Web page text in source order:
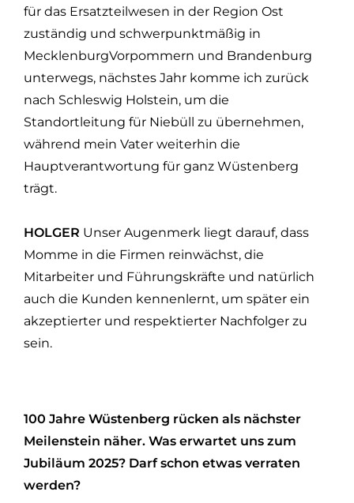
für das Ersatzteilwesen in der Region Ost
zuständig und schwerpunktmäßig in
Mecklenburg­Vorpommern und Brandenburg
unterwegs, nächstes Jahr komme ich zurück
nach Schleswig­ Holstein, um die
Standortleitung für Niebüll zu übernehmen,
während mein Vater weiterhin die
Hauptverantwortung für ganz Wüstenberg
trägt.
HOLGER Unser Augenmerk liegt darauf, dass
Momme in die Firmen reinwächst, die
Mitarbeiter und Führungskräfte und natürlich
auch die Kunden kennenlernt, um später ein
akzeptierter und respektierter Nachfolger zu
sein.
100 Jahre Wüstenberg rücken als nächster
Meilenstein näher. Was erwartet uns zum
Jubiläum 2025? Darf schon etwas verraten
werden?